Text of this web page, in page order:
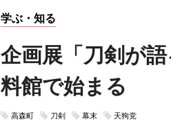
学ぶ・知る
企画展「刀剣が
料館で始まる
高森町 刀剣 幕末 天狗党